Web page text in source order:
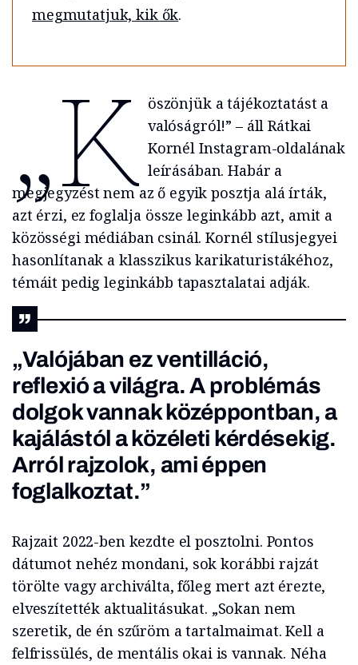
megmutatjuk, kik ők.
„K
öszönjük a tájékoztatást a
valóságról!” – áll Rátkai
Kornél Instagram-oldalának
leírásában. Habár a
megjegyzést nem az ő egyik posztja alá írták,
azt érzi, ez foglalja össze leginkább azt, amit a
közösségi médiában csinál. Kornél stílusjegyei
hasonlítanak a klasszikus karikaturistákéhoz,
témáit pedig leginkább tapasztalatai adják.
„Valójában ez ventilláció,
reflexió a világra. A problémás
dolgok vannak középpontban, a
kajálástól a közéleti kérdésekig.
Arról rajzolok, ami éppen
foglalkoztat.”
Rajzait 2022-ben kezdte el posztolni. Pontos
dátumot nehéz mondani, sok korábbi rajzát
törölte vagy archiválta, főleg mert azt érezte,
elveszítették aktualitásukat. „Sokan nem
szeretik, de én szűröm a tartalmaimat. Kell a
felfrissülés, de mentális okai is vannak. Néha